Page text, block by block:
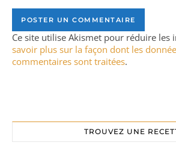
Ce site utilise Akismet pour réduire les
savoir plus sur la façon dont les
commentaires sont traitées.
TROUVEZ UNE